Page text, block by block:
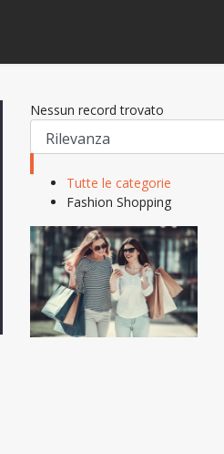
Nessun record trovato
Tutte le categorie
Fashion Shopping